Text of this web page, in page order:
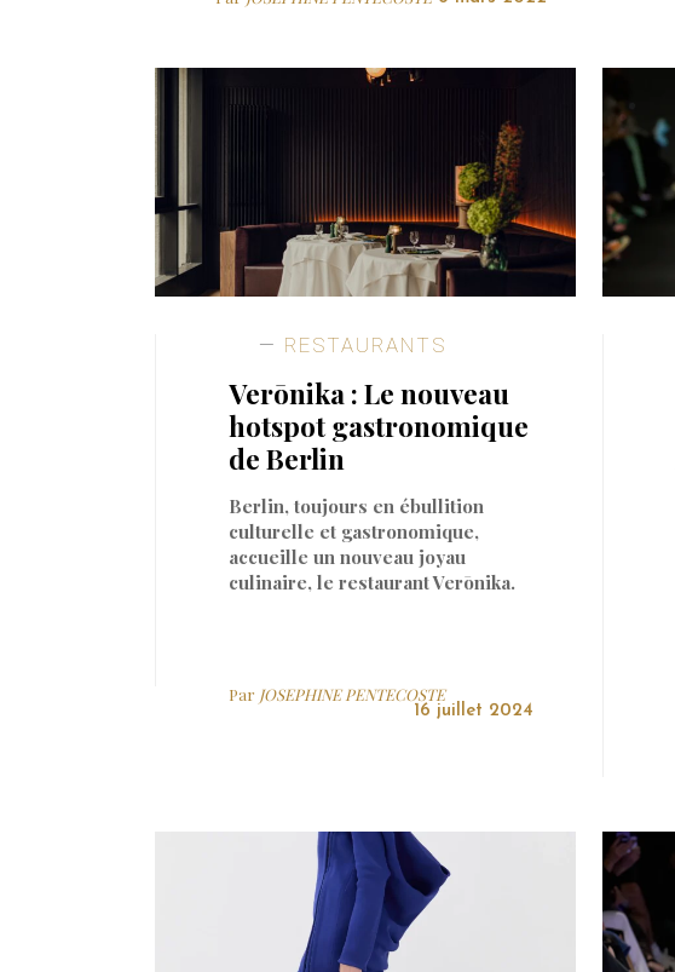
RESTAURANTS
Verōnika : Le nouveau
hotspot gastronomique
de Berlin
Berlin, toujours en ébullition
culturelle et gastronomique,
accueille un nouveau joyau
culinaire, le restaurant Verōnika.
Par JOSEPHINE PENTECOSTE
16 juillet 2024